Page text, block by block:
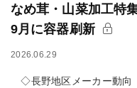
なめ茸・山菜加工特
9月に容器刷新
2026.06.29
◇長野地区メーカー動